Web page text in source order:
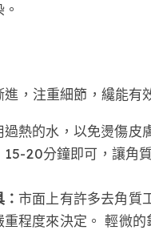
，注重細節，纔能有
過熱的水，以免燙傷
15-20分鐘即可，讓角
市面上有許多去角質
程度來決定。 輕微